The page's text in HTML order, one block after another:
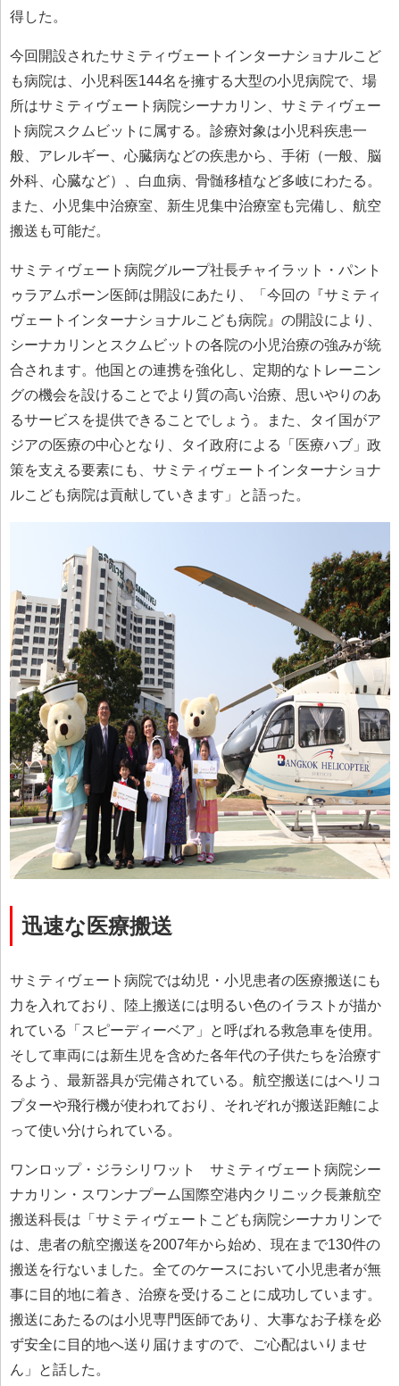
得した。
今回開設されたサミティヴェートインターナショナルこど
も病院は、小児科医144名を擁する大型の小児病院で、場
所はサミティヴェート病院シーナカリン、サミティヴェー
ト病院スクムビットに属する。診療対象は小児科疾患一
般、アレルギー、心臓病などの疾患から、手術（一般、脳
外科、心臓など）、白血病、骨髄移植など多岐にわたる。
また、小児集中治療室、新生児集中治療室も完備し、航空
搬送も可能だ。
サミティヴェート病院グループ社長チャイラット・パント
ゥラアムポーン医師は開設にあたり、「今回の『サミティ
ヴェートインターナショナルこども病院』の開設により、
シーナカリンとスクムビットの各院の小児治療の強みが統
合されます。他国との連携を強化し、定期的なトレーニン
グの機会を設けることでより質の高い治療、思いやりのあ
るサービスを提供できることでしょう。また、タイ国がア
ジアの医療の中心となり、タイ政府による「医療ハブ」政
策を支える要素にも、サミティヴェートインターナショナ
ルこども病院は貢献していきます」と語った。
迅速な医療搬送
サミティヴェート病院では幼児・小児患者の医療搬送にも
力を入れており、陸上搬送には明るい色のイラストが描か
れている「スピーディーベア」と呼ばれる救急車を使用。
そして車両には新生児を含めた各年代の子供たちを治療す
るよう、最新器具が完備されている。航空搬送にはヘリコ
プターや飛行機が使われており、それぞれが搬送距離によ
って使い分けられている。
ワンロップ・ジラシリワット サミティヴェート病院シー
ナカリン・スワンナプーム国際空港内クリニック長兼航空
搬送科長は「サミティヴェートこども病院シーナカリンで
は、患者の航空搬送を2007年から始め、現在まで130件の
搬送を行ないました。全てのケースにおいて小児患者が無
事に目的地に着き、治療を受けることに成功しています。
搬送にあたるのは小児専門医師であり、大事なお子様を必
ず安全に目的地へ送り届けますので、ご心配はいりませ
ん」と話した。